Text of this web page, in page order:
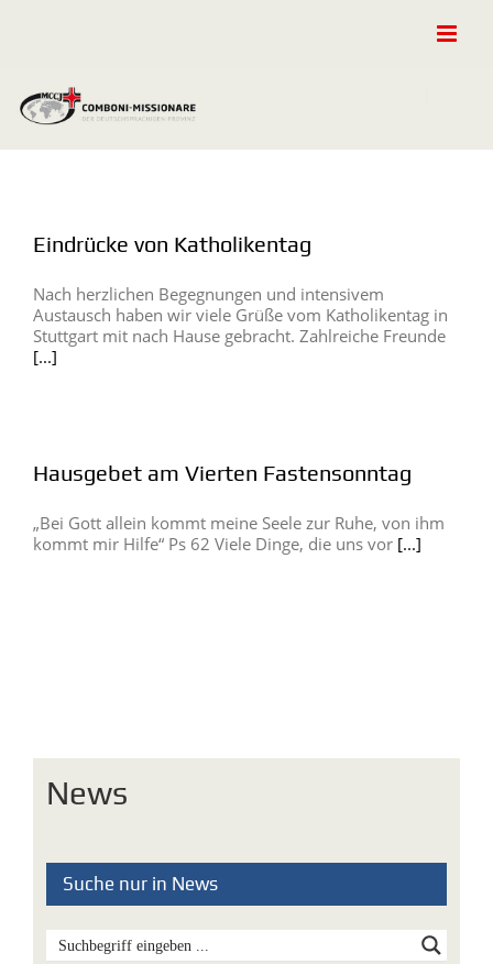
Eindrücke von Katholikentag
Nach herzlichen Begegnungen und intensivem
Austausch haben wir viele Grüße vom Katholikentag in
Stuttgart mit nach Hause gebracht. Zahlreiche Freunde
[...]
Hausgebet am Vierten Fastensonntag
„Bei Gott allein kommt meine Seele zur Ruhe, von ihm
kommt mir Hilfe“ Ps 62 Viele Dinge, die uns vor [...]
News
Suche nur in News